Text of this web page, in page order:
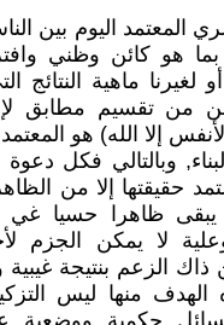
المعتمد اليوم بين
هو كائن وظني
لغيرنا ماهية النتائج
من تقسيم مطابق
إلا الله) هو
وبالتالي فكل
حقيقتها إلا من
يبقى ظاهرا حسيا غي
وعلية لا يمكن الجزم
ذاك الزعم بنتيجة
منها ليس